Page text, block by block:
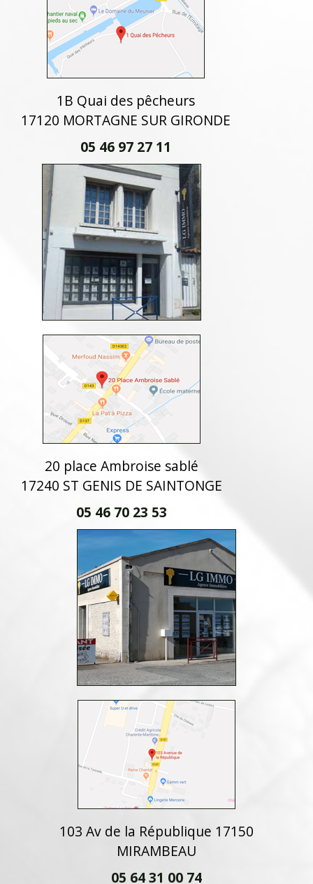
1B Quai des pêcheurs
17120 MORTAGNE SUR GIRONDE
05 46 97 27 11
20 place Ambroise sablé
17240 ST GENIS DE SAINTONGE
05 46 70 23 53
103 Av de la République 17150
MIRAMBEAU
05 64 31 00 74